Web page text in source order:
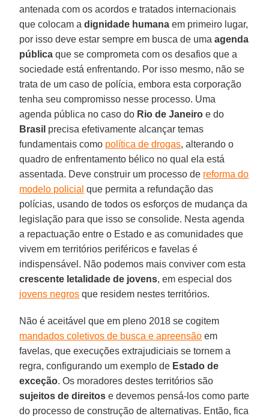
antenada com os acordos e tratados internacionais
que colocam adignidade humana em primeiro lugar,
por isso deve estar sempre em busca de umaagenda
pública que se comprometa com os desafios que a
sociedade está enfrentando. Por isso mesmo, não se
trata de um caso de polícia, embora esta corporação
tenha seu compromisso nesse processo. Uma
agenda pública no caso do Rio de Janeiro e do
Brasil precisa efetivamente alcançar temas
fundamentais como política de drogas, alterando o
quadro de enfrentamento bélico no qual ela está
assentada. Deve construir um processo de reforma do
modelo policial que permita a refundação das
polícias, usando de todos os esforços de mudança da
legislação para que isso se consolide. Nesta agenda
a repactuação entre o Estado e as comunidades que
vivem em territórios periféricos e favelas é
indispensável. Não podemos mais conviver com esta
crescente letalidade de jovens, em especial dos
jovens negros que residem nestes territórios.
Não é aceitável que em pleno 2018 se cogitem
mandados coletivos de busca e apreensão em
favelas, que execuções extrajudiciais se tornem a
regra, configurando um exemplo de Estado de
exceção. Os moradores destes territórios são
sujeitos de direitos e devemos pensá-los como parte
do processo de construção de alternativas. Então, fica